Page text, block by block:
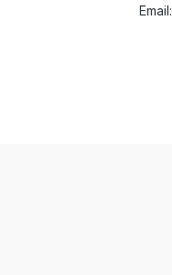
Email: